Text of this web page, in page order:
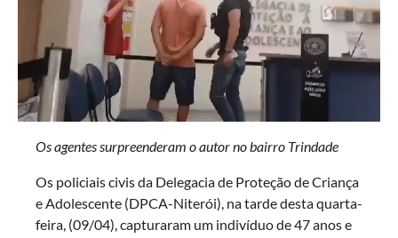
Os agentes surpreenderam o autor no bairro Trindade
Os policiais civis da Delegacia de Proteção de Criança
e Adolescente (DPCA-Niterói), na tarde desta quarta-
feira, (09/04), capturaram um indivíduo de 47 anos e